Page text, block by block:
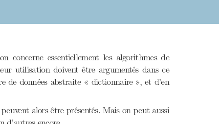
concerne essentiellement les algorithmes de
utilisation doivent être argumentés dans ce
de données abstraite « dictionnaire », et d’en
alors être présentés. Mais on peut aussi